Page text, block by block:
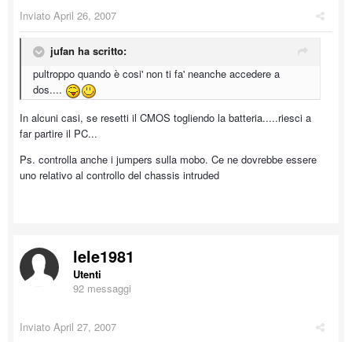
Inviato April 26, 2007
jufan ha scritto:
pultroppo quando è cosi' non ti fa' neanche accedere a
dos....
In alcuni casi, se resetti il CMOS togliendo la batteria.....riesci a
far partire il PC...
Ps. controlla anche i jumpers sulla mobo. Ce ne dovrebbe essere
uno relativo al controllo del chassis intruded
lele1981
Utenti
92 messaggi
Inviato April 27, 2007